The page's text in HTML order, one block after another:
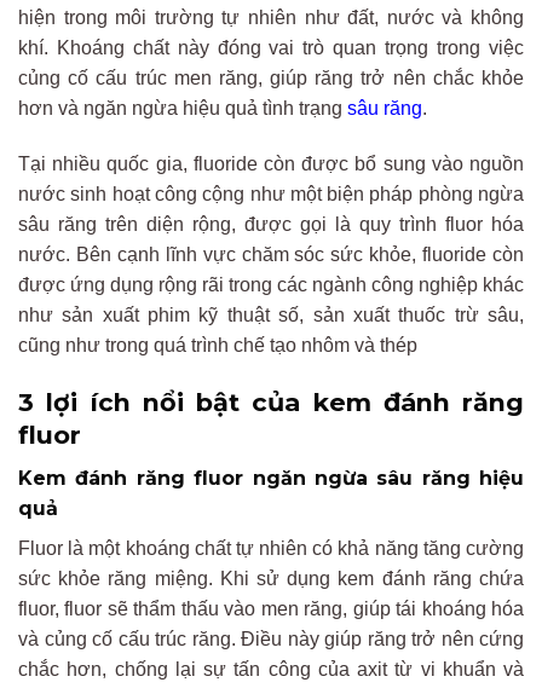
hiện trong môi trường tự nhiên như đất, nước và không
khí. Khoáng chất này đóng vai trò quan trọng trong việc
củng cố cấu trúc men răng, giúp răng trở nên chắc khỏe
hơn và ngăn ngừa hiệu quả tình trạng sâu răng.
Tại nhiều quốc gia, fluoride còn được bổ sung vào nguồn
nước sinh hoạt công cộng như một biện pháp phòng ngừa
sâu răng trên diện rộng, được gọi là quy trình fluor hóa
nước. Bên cạnh lĩnh vực chăm sóc sức khỏe, fluoride còn
được ứng dụng rộng rãi trong các ngành công nghiệp khác
như sản xuất phim kỹ thuật số, sản xuất thuốc trừ sâu,
cũng như trong quá trình chế tạo nhôm và thép
3 lợi ích nổi bật của kem đánh răng
fluor
Kem đánh răng fluor ngăn ngừa sâu răng hiệu
quả
Fluor là một khoáng chất tự nhiên có khả năng tăng cường
sức khỏe răng miệng. Khi sử dụng kem đánh răng chứa
fluor, fluor sẽ thẩm thấu vào men răng, giúp tái khoáng hóa
và củng cố cấu trúc răng. Điều này giúp răng trở nên cứng
chắc hơn, chống lại sự tấn công của axit từ vi khuẩn và